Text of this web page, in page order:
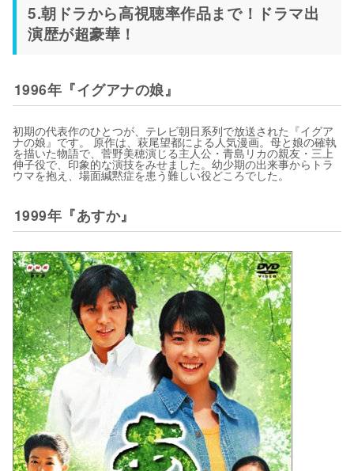
5.朝ドラから高視聴率作品まで！ドラマ出
演歴が超豪華！
1996年『イグアナの娘』
初期の代表作のひとつが、テレビ朝日系列で放送された『イグア
ナの娘』です。 原作は、萩尾望都による人気漫画。母と娘の確執
を描いた物語で、菅野美穂演じる主人公・青島リカの親友・三上
伸子役で、印象的な演技をみせました。幼少期の出来事からトラ
ウマを抱え、場面緘黙症を患う難しい役どころでした。
1999年『あすか』